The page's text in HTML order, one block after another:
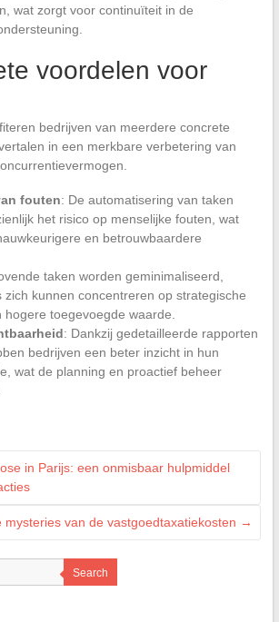
wat zorgt voor continuïteit in de
voordelen voor
bedrijven van meerdere concrete
in een merkbare verbetering van
fouten: De automatisering van taken
het risico op menselijke fouten, wat
en betrouwbaardere
taken worden geminimaliseerd,
zich kunnen concentreren op strategische
hogere toegevoegde waarde.
: Dankzij gedetailleerde rapporten
bedrijven een beter inzicht in hun
wat de planning en proactief beheer
in Parijs: een onmisbaar hulpmiddel
mysteries van de vastgoedtaxatiekosten →
Search